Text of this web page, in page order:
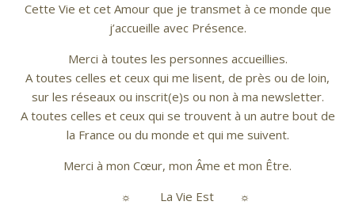
Cette Vie et cet Amour que je transmet à ce monde que
j’accueille avec Présence.
Merci à toutes les personnes accueillies.
A toutes celles et ceux qui me lisent, de près ou de loin,
sur les réseaux ou inscrit(e)s ou non à ma newsletter.
A toutes celles et ceux qui se trouvent à un autre bout de
la France ou du monde et qui me suivent.
Merci à mon Cœur, mon Âme et mon Être.
☼ La Vie Est ☼